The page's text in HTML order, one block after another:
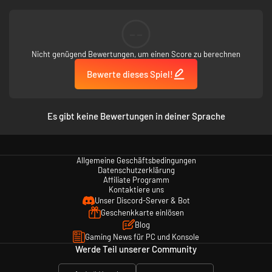
war auch schon vor 10 Jahren bescheuert, als wir uns den
Ziegensimulator ausgedacht haben. Wir haben es schon mal gesagt, und
wir sagen es noch mal: Du solltest dein Geld absolut für was anderes
ausgeben, wie einen schicken Hut, einen Haufen Backsteine, oder du tust
echte Ziege.
Nicht genügend Bewertungen, um einen Score zu berechnen
Bewerte dieses Spiel!
Es gibt keine Bewertungen in deiner Sprache
Allgemeine Geschäftsbedingungen
Datenschutzerklärung
Affiliate Programm
Kontaktiere uns
Unser Discord-Server & Bot
Geschenkkarte einlösen
Blog
Gaming News für PC und Konsole
Werde Teil unserer Community